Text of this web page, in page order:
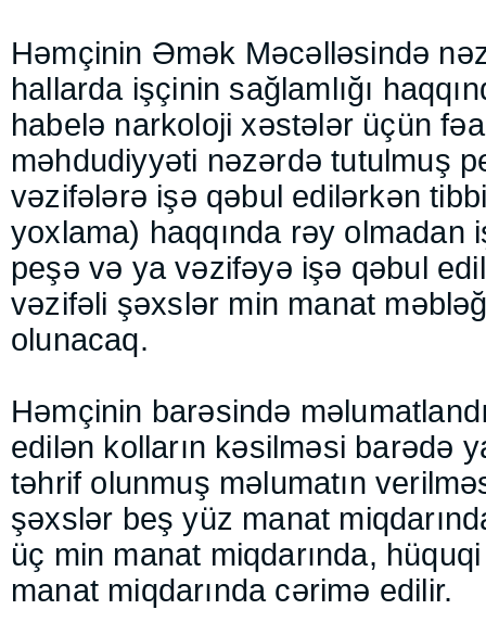
Həmçinin Əmək Məcəlləsində
hallarda işçinin sağlamlığı
habelə narkoloji xəstələr üçün
məhdudiyyəti nəzərdə tutulmuş
vəzifələrə işə qəbul edilərkən
yoxlama) haqqında rəy olmadan
peşə və ya vəzifəyə işə qəbul
vəzifəli şəxslər min manat
olunacaq.
Həmçinin barəsində
edilən kolların kəsilməsi barədə
təhrif olunmuş məlumatın
şəxslər beş yüz manat
üç min manat miqdarında,
manat miqdarında cərimə edilir.